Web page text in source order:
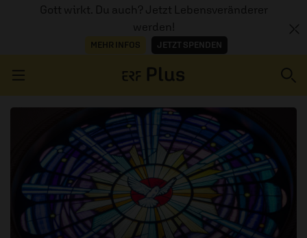
Gott wirkt. Du auch? Jetzt Lebensveränderer
werden!
MEHR INFOS JETZT SPENDEN
ERZÄHL MAL
AUDIOTHEK
PROGRAMM